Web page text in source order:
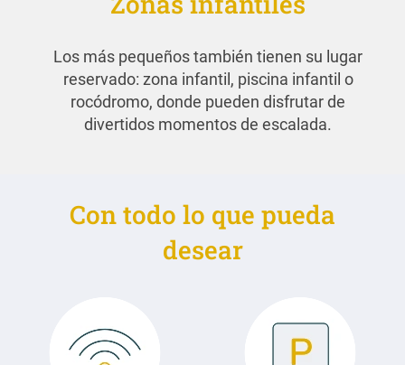
Los más pequeños también tienen su lugar
reservado: zona infantil, piscina infantil o
rocódromo, donde pueden disfrutar de
divertidos momentos de escalada.
Con todo lo que pueda
desear